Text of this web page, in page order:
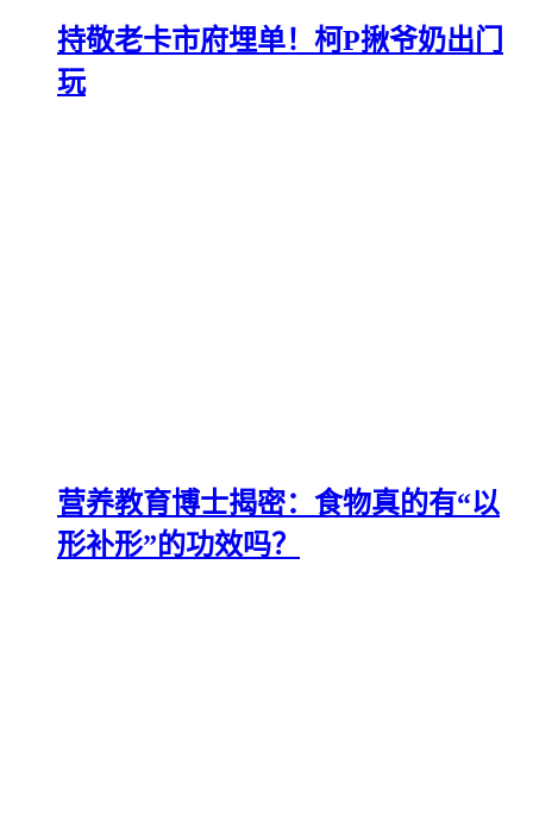
持敬老卡市府埋单！柯P揪爷奶出门
玩
营养教育博士揭密：食物真的有“以
形补形”的功效吗？